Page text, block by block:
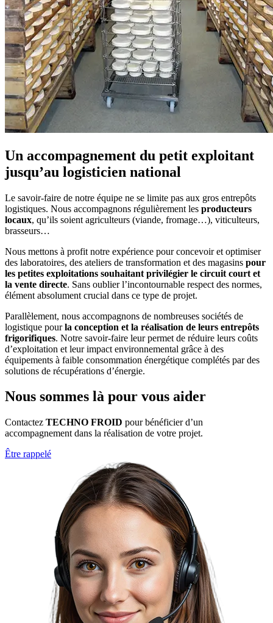
Un accompagnement du petit exploitant
jusqu’au logisticien national
Le savoir-faire de notre équipe ne se limite pas aux gros entrepôts
logistiques. Nous accompagnons régulièrement les producteurs
locaux, qu’ils soient agriculteurs (viande, fromage…), viticulteurs,
brasseurs…
Nous mettons à profit notre expérience pour concevoir et optimiser
des laboratoires, des ateliers de transformation et des magasins pour
les petites exploitations souhaitant privilégier le circuit court et
la vente directe. Sans oublier l’incontournable respect des normes,
élément absolument crucial dans ce type de projet.
Parallèlement, nous accompagnons de nombreuses sociétés de
logistique pourla conception et la réalisation de leurs entrepôts
frigorifiques. Notre savoir-faire leur permet de réduire leurs coûts
d’exploitation et leur impact environnemental grâce à des
équipements à faible consommation énergétique complétés par des
solutions de récupérations d’énergie.
Nous sommes là pour vous aider
Contactez TECHNO FROID pour bénéficier d’un
accompagnement dans la réalisation de votre projet.
Être rappelé